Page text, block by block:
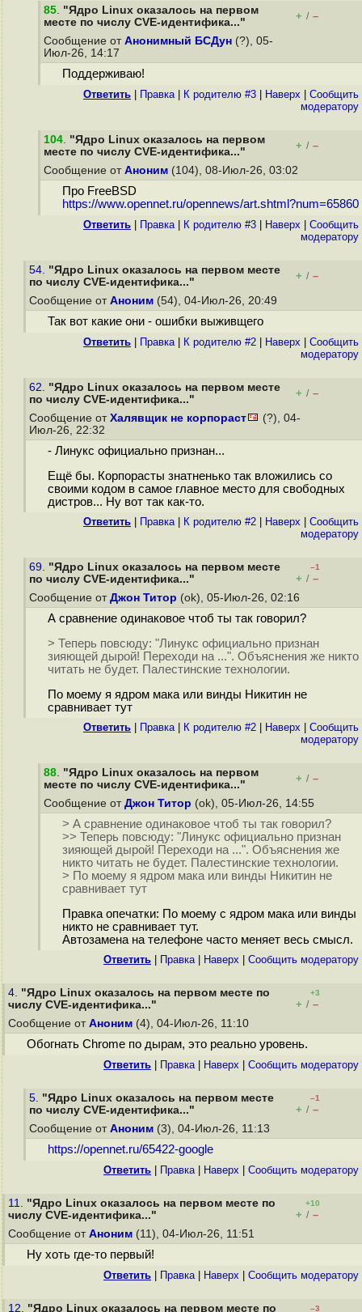
85. "Ядро Linux оказалось на первом
месте по числу CVE-идентифика..."
+ / –
Сообщение от Анонимный БСДун (?), 05-
Июл-26, 14:17
Поддерживаю!
Ответить Правка| К родителю #3 Наверх
Cообщить
модератору
104. "Ядро Linux оказалось на первом
месте по числу CVE-идентифика..."
+ / –
Сообщение от Аноним (104), 08-Июл-26, 03:02
Про FreeBSD
https://www.opennet.ru/opennews/art.shtml?num=65860
Ответить Правка| К родителю #3 Наверх
Cообщить
модератору
54. "Ядро Linux оказалось на первом месте
по числу CVE-идентифика..."
+ / –
Сообщение от Аноним (54), 04-Июл-26, 20:49
Так вот какие они - ошибки выживщего
Ответить Правка| К родителю #2 Наверх
Cообщить
модератору
62. "Ядро Linux оказалось на первом месте
по числу CVE-идентифика..."
+ / –
Сообщение от Халявщик не корпораст
(?), 04-
Июл-26, 22:32
- Линукс официально признан...
Ещё бы. Корпорасты знатненько так вложились со
своими кодом в самое главное место для свободных
дистров... Ну вот так как-то.
Ответить Правка| К родителю #2 Наверх
Cообщить
модератору
69. "Ядро Linux оказалось на первом месте
по числу CVE-идентифика..."
–1
+ / –
Сообщение от Джон Титор (ok), 05-Июл-26, 02:16
А сравнение одинаковое чтоб ты так говорил?
> Теперь повсюду: "Линукс официально признан
зияющей дырой! Переходи на ...". Объяснения же никто
читать не будет. Палестинские технологии.
По моему я ядром мака или винды Никитин не
сравнивает тут
Ответить Правка| К родителю #2 Наверх
Cообщить
модератору
88. "Ядро Linux оказалось на первом
месте по числу CVE-идентифика..."
+ / –
Сообщение от Джон Титор (ok), 05-Июл-26, 14:55
> А сравнение одинаковое чтоб ты так говорил?
>> Теперь повсюду: "Линукс официально признан
зияющей дырой! Переходи на ...". Объяснения же
никто читать не будет. Палестинские технологии.
> По моему я ядром мака или винды Никитин не
сравнивает тут
Правка опечатки: По моему с ядром мака или винды
никто не сравнивает тут.
Автозамена на телефоне часто меняет весь смысл.
Ответить Правка| Наверх Cообщить модератору
4. "Ядро Linux оказалось на первом месте по
числу CVE-идентифика..."
+3
+ / –
Сообщение от Аноним (4), 04-Июл-26, 11:10
Обогнать Chrome по дырам, это реально уровень.
Ответить Правка| Наверх Cообщить модератору
5. "Ядро Linux оказалось на первом месте
по числу CVE-идентифика..."
–1
+ / –
Сообщение от Аноним (3), 04-Июл-26, 11:13
https://opennet.ru/65422-google
Ответить Правка| Наверх Cообщить модератору
11. "Ядро Linux оказалось на первом месте по
числу CVE-идентифика..."
+10
+ / –
Сообщение от Аноним (11), 04-Июл-26, 11:51
Ну хоть где-то первый!
Ответить Правка| Наверх Cообщить модератору
12. "Ядро Linux оказалось на первом месте по –3